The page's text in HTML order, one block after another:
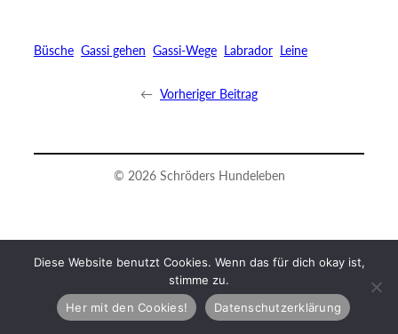
Büsche Gassi gehen Gassi-Wege Labrador Leine
← Vorheriger Beitrag
© 2026 Schröders Hundeleben
Diese Website benutzt Cookies. Wenn das für dich okay ist,
stimme zu.
Her mit den Cookies!
Datenschutzerklärung